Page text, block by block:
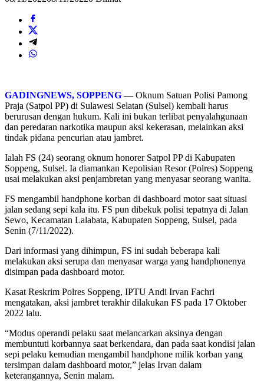
GADINGNEWS, SOPPENG — Oknum Satuan Polisi Pamong
Praja (Satpol PP) di Sulawesi Selatan (Sulsel) kembali harus
berurusan dengan hukum. Kali ini bukan terlibat penyalahgunaan
dan peredaran narkotika maupun aksi kekerasan, melainkan aksi
tindak pidana pencurian atau jambret.
Ialah FS (24) seorang oknum honorer Satpol PP di Kabupaten
Soppeng, Sulsel. Ia diamankan Kepolisian Resor (Polres) Soppeng
usai melakukan aksi penjambretan yang menyasar seorang wanita.
FS mengambil handphone korban di dashboard motor saat situasi
jalan sedang sepi kala itu. FS pun dibekuk polisi tepatnya di Jalan
Sewo, Kecamatan Lalabata, Kabupaten Soppeng, Sulsel, pada
Senin (7/11/2022).
Dari informasi yang dihimpun, FS ini sudah beberapa kali
melakukan aksi serupa dan menyasar warga yang handphonenya
disimpan pada dashboard motor.
Kasat Reskrim Polres Soppeng, IPTU Andi Irvan Fachri
mengatakan, aksi jambret terakhir dilakukan FS pada 17 Oktober
2022 lalu.
“Modus operandi pelaku saat melancarkan aksinya dengan
membuntuti korbannya saat berkendara, dan pada saat kondisi jalan
sepi pelaku kemudian mengambil handphone milik korban yang
tersimpan dalam dashboard motor,” jelas Irvan dalam
keterangannya, Senin malam.